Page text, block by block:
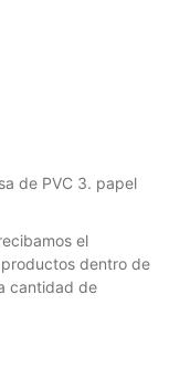
de PVC 3. papel
el
dentro de
cantidad de